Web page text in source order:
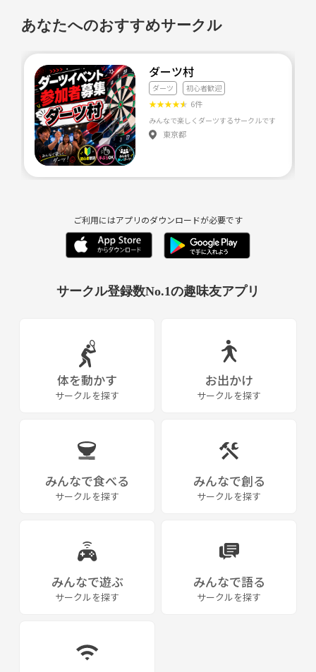
あなたへのおすすめサークル
ダーツ村
ダーツ 初心者歓迎
★★★★★ 6件
みんなで楽しくダーツするサークルです！ 初心者
東京都
ご利用にはアプリのダウンロードが必要です
サークル登録数No.1の趣味友アプリ
体を動かす
サークルを探す
お出かけ
サークルを探す
みんなで食べる
サークルを探す
みんなで創る
サークルを探す
みんなで遊ぶ
サークルを探す
みんなで語る
サークルを探す